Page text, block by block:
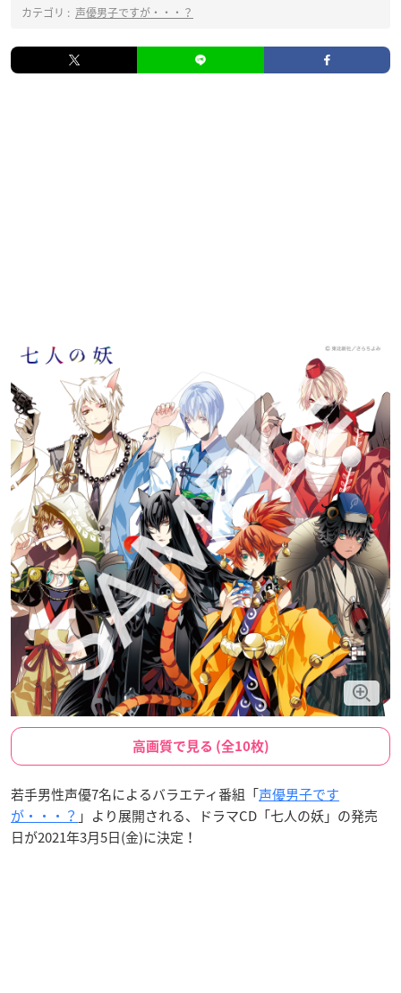
カテゴリ : 声優男子ですが・・・？
高画質で見る (全10枚)
若手男性声優7名によるバラエティ番組「声優男子です
が・・・？ 」より展開される、ドラマCD「七人の妖」の発売
日が2021年3月5日(金)に決定！